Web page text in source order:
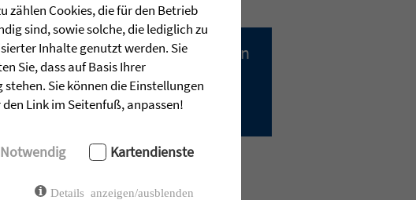
Alle Sendungen
zählen Cookies, die für den Betrieb
sind, sowie solche, die lediglich zu
Inhalte genutzt werden. Sie
Sie, dass auf Basis Ihrer
Sie können die Einstellungen
Link im Seitenfuß, anpassen!
Notwendig Kartendienste
Details anzeigen/ausblenden